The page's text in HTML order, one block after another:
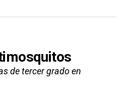
de tercer grado en